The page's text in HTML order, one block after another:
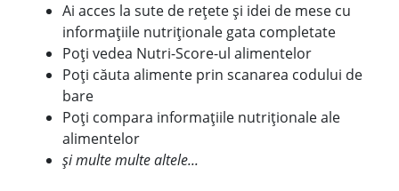
Ai acces la sute de rețete și idei de mese cu
informațiile nutriționale gata completate
Poți vedea Nutri-Score-ul alimentelor
Poți căuta alimente prin scanarea codului de
bare
Poți compara informațiile nutriționale ale
alimentelor
și multe multe altele...